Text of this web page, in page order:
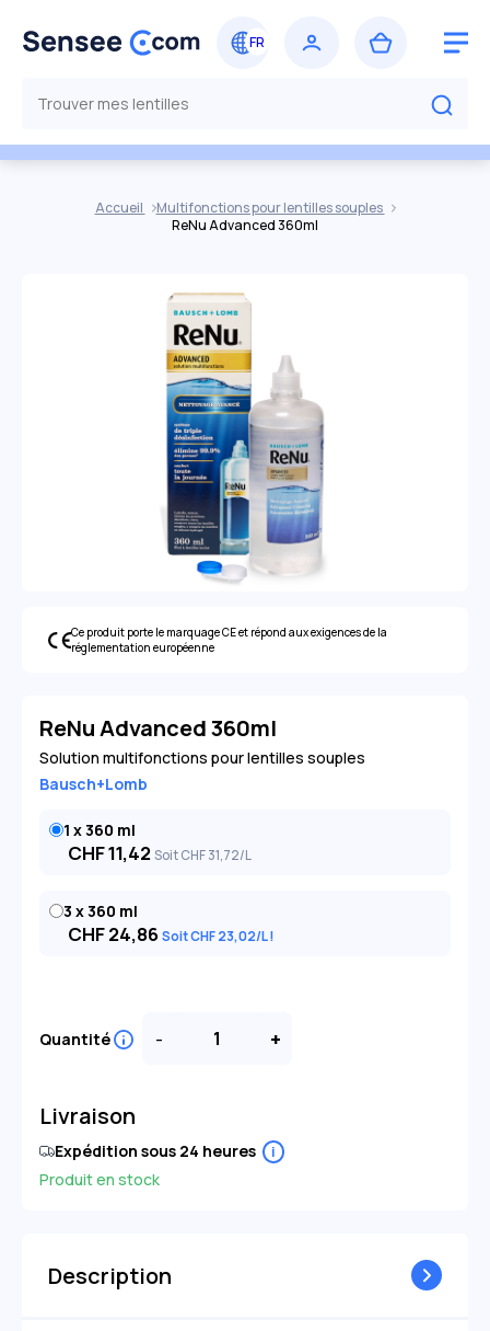
Accueil
Multifonctions pour lentilles souples
ReNu Advanced 360ml
Ce produit porte le marquage CE et répond aux exigences de la
réglementation européenne
ReNu Advanced 360ml
Solution multifonctions pour lentilles souples
Bausch+Lomb
1 x 360 ml
CHF11,42 Soit CHF 31,72/L
3 x 360 ml
CHF24,86 SoitCHF 23,02/L
Quantité - +
Livraison
Produit en stock
Expédition sous 24 heures i
Description